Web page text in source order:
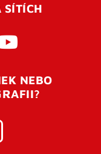
SÍTÍCH
NEBO